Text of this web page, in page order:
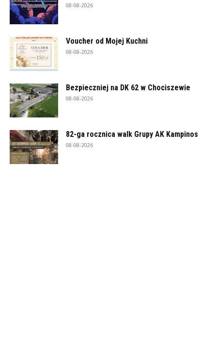
08-08-2026
Voucher od Mojej Kuchni
08-08-2026
Bezpieczniej na DK 62 w Chociszewie
08-08-2026
82-ga rocznica walk Grupy AK Kampinos
08-08-2026